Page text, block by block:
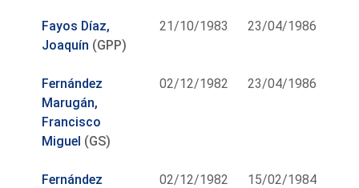
Fayos Díaz,
Joaquín (GPP)
21/10/1983 23/04/1986
Fernández
Marugán,
Francisco
Miguel (GS)
02/12/1982 23/04/1986
Fernández
02/12/1982 15/02/1984